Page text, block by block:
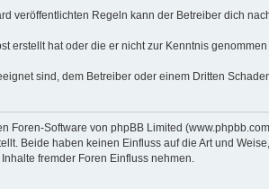
veröffentlichten Regeln kann der Betreiber dich
erstellt hat oder die er nicht zur Kenntnis
sind, dem Betreiber oder einem Dritten
Foren-Software von phpBB Limited
Beide haben keinen Einfluss auf die Art und
fremder Foren Einfluss nehmen.